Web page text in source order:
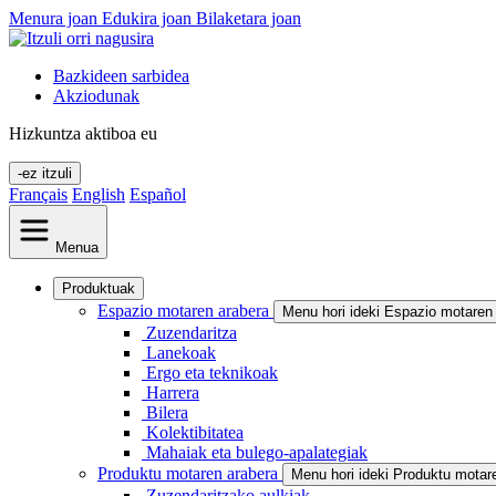
Menura joan Edukira joan Bilaketara joan
Bazkideen sarbidea
Akziodunak
Hizkuntza aktiboa eu
-ez itzuli
Français English Español
Menua
Produktuak
Espazio motaren arabera Menu hori ideki Espazio motaren
Zuzendaritza
Lanekoak
Ergo eta teknikoak
Harrera
Bilera
Kolektibitatea
Mahaiak eta bulego-apalategiak
Produktu motaren arabera
Menu hori ideki Produktu